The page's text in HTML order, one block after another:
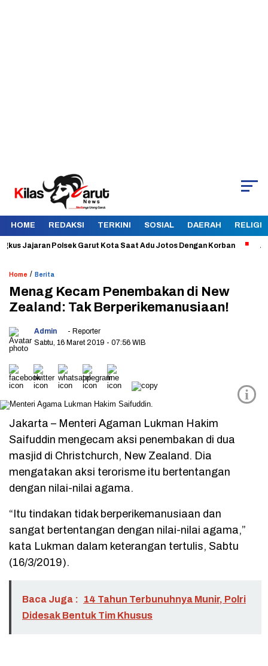
HOME REDAKSI TERKINI SOSIAL DAERAH RELIGI
Polsek Garut Kota Saat Adu Jotos Dengan Korban Aman
Home / Berita
Menag Kecam Penembakan di New
Zealand: Tak Berperikemanusiaan!
Admin
- Reporter
Sabtu, 16 Maret 2019 - 07:56 WIB
i
Jakarta – Menteri Agaman Lukman Hakim
Saifuddin mengecam aksi penembakan di dua
masjid di Christchurch, New Zealand. Dia
mengatakan aksi terorisme itu bertentangan
dengan nilai-nilai agama.
“Itu tindakan tidak berperikemanusiaan dan
sangat bertentangan dengan nilai-nilai agama,”
kata Lukman dalam keterangan tertulis, Sabtu
(16/3/2019).
Baca Juga :
14 Tahun Terbunuhnya Munir, Polri
Didesak Bentuk Tim Khusus